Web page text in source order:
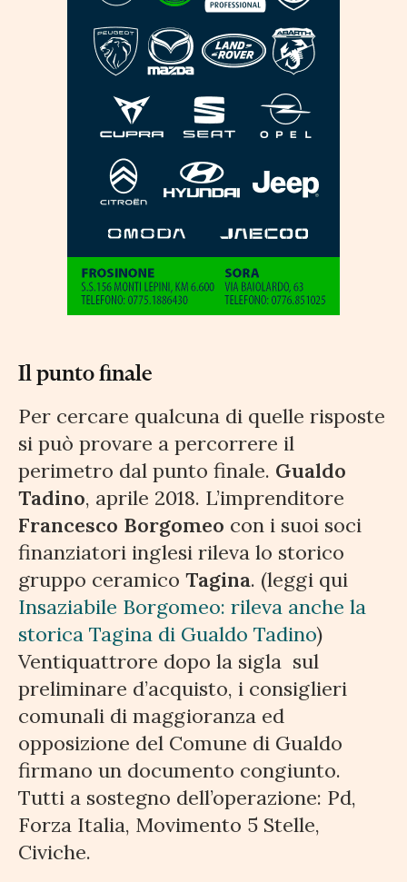
Il punto finale
Per cercare qualcuna di quelle risposte
si può provare a percorrere il
perimetro dal punto finale. Gualdo
Tadino, aprile 2018. L’imprenditore
Francesco Borgomeo con i suoi soci
finanziatori inglesi rileva lo storico
gruppo ceramico Tagina. (leggi qui
Insaziabile Borgomeo: rileva anche la
storica Tagina di Gualdo Tadino)
Ventiquattrore dopo la sigla sul
preliminare d’acquisto, i consiglieri
comunali di maggioranza ed
opposizione del Comune di Gualdo
firmano un documento congiunto.
Tutti a sostegno dell’operazione: Pd,
Forza Italia, Movimento 5 Stelle,
Civiche.